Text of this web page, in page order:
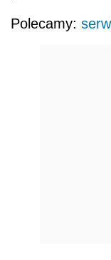
Polecamy: